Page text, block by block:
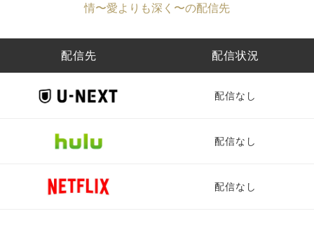
情〜愛よりも深く〜の配信先
配信先 配信状況
配信なし
配信なし
配信なし